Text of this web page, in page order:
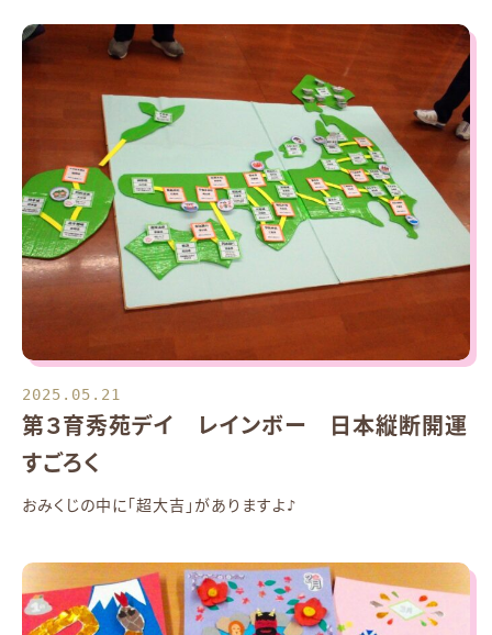
2025.05.21
第３育秀苑デイ レインボー 日本縦断開運
すごろく
おみくじの中に「超大吉」がありますよ♪